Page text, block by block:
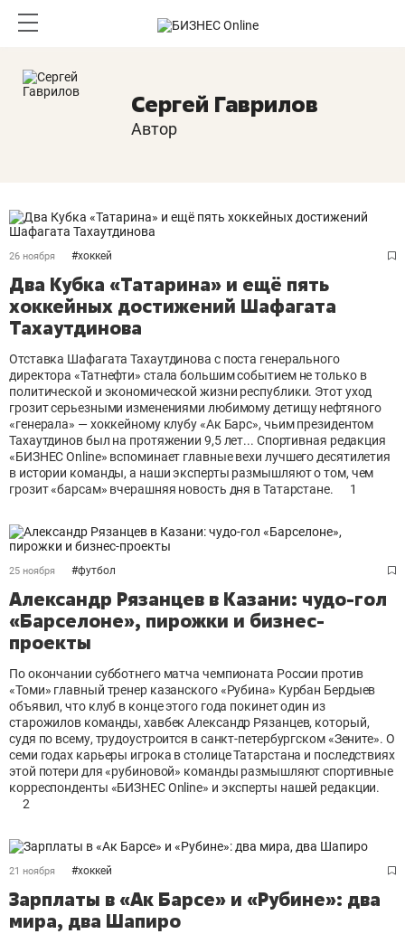
Сергей Гаврилов
Автор
26 ноября #хоккей
Два Кубка «Татарина» и ещё пять
хоккейных достижений Шафагата
Тахаутдинова
Отставка Шафагата Тахаутдинова с поста генерального
директора «Татнефти» стала большим событием не только в
политической и экономической жизни республики. Этот уход
грозит серьезными изменениями любимому детищу нефтяного
«генерала» — хоккейному клубу «Ак Барс», чьим президентом
Тахаутдинов был на протяжении 9,5 лет... Спортивная редакция
«БИЗНЕС Online» вспоминает главные вехи лучшего десятилетия
в истории команды, а наши эксперты размышляют о том, чем
грозит «барсам» вчерашняя новость дня в Татарстане.
1
25 ноября #футбол
Александр Рязанцев в Казани: чудо-гол
«Барселоне», пирожки и бизнес-
проекты
По окончании субботнего матча чемпионата России против
«Томи» главный тренер казанского «Рубина» Курбан Бердыев
объявил, что клуб в конце этого года покинет один из
старожилов команды, хавбек Александр Рязанцев, который,
судя по всему, трудоустроится в санкт-петербургском «Зените». О
семи годах карьеры игрока в столице Татарстана и последствиях
этой потери для «рубиновой» команды размышляют спортивные
корреспонденты «БИЗНЕС Online» и эксперты нашей редакции.
2
21 ноября #хоккей
Зарплаты в «Ак Барсе» и «Рубине»: два
мира, два Шапиро